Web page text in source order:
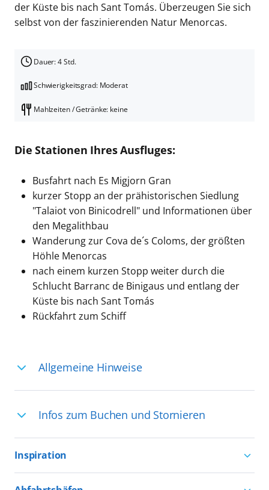
der Küste bis nach Sant Tomás. Überzeugen Sie sich
selbst von der faszinierenden Natur Menorcas.
Dauer: 4 Std.
Schwierigkeitsgrad: Moderat
Mahlzeiten / Getränke: keine
Die Stationen Ihres Ausfluges:
Busfahrt nach Es Migjorn Gran
kurzer Stopp an der prähistorischen Siedlung
"Talaiot von Binicodrell" und Informationen über
den Megalithbau
Wanderung zur Cova de´s Coloms, der größten
Höhle Menorcas
nach einem kurzen Stopp weiter durch die
Schlucht Barranc de Binigaus und entlang der
Küste bis nach Sant Tomás
Rückfahrt zum Schiff
Allgemeine Hinweise
Deutschsprachige Reiseleiter:innen sind
in vielen Regionen verfügbar, aber in
einigen Ländern selten, sodass dort
englischsprachige Expert:innen die
Infos zum Buchen und Stornieren
entweder bereits vor der Reise bis kurz
Inspiration
Aktivurlaub mit AIDA